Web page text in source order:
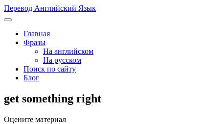
Перевод Английский Язык
Главная
Фразы
На английском
На русском
Поиск по сайту
Блог
get something right
Оцените материал